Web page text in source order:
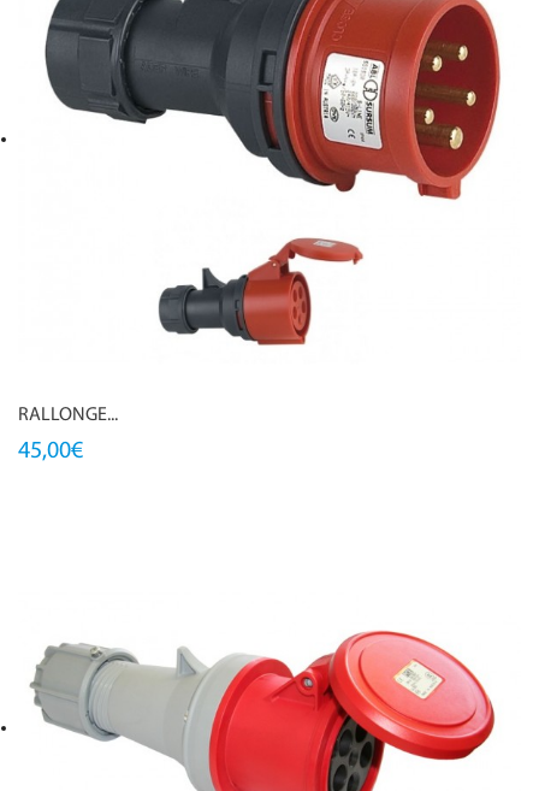
RALLONGE...
45,00€